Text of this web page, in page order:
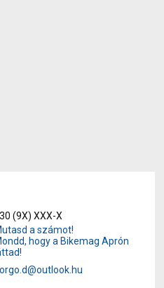
(9X) XXX-X
a számot!
hogy a Bikemag Aprón